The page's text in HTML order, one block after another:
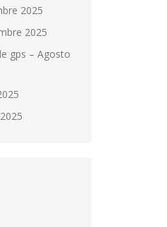
2025
2025
gps – Agosto